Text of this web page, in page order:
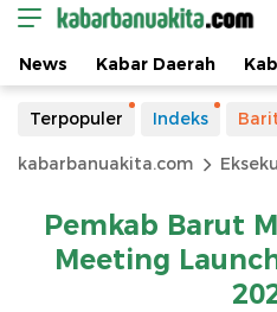
News Kabar Daerah
Terpopuler Indeks
kabarbanuakita.com
Pemkab Barut
Meeting